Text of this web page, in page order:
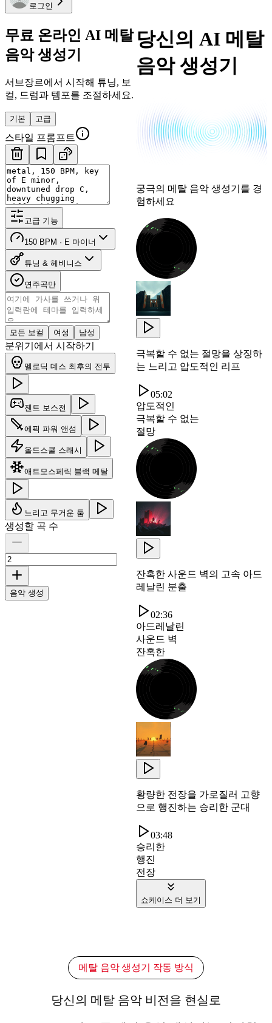
로그인
무료 온라인 AI 메탈
음악 생성기
서브장르에서 시작해 튜닝, 보
컬, 드럼과 템포를 조절하세요.
기본 고급
스타일 프롬프트
고급 기능
150 BPM · E 마이너
튜닝 & 헤비니스
연주곡만
모든 보컬 여성 남성
분위기에서 시작하기
멜로딕 데스 최후의 전투
젠트 보스전
에픽 파워 앤섬
올드스쿨 스래시
애트모스페릭 블랙 메탈
느리고 무거운 둠
생성할 곡 수
음악 생성
당신의 AI 메탈
음악 생성기
궁극의 메탈 음악 생성기를 경
험하세요
극복할 수 없는 절망을 상징하
는 느리고 압도적인 리프
05:02
압도적인
극복할 수 없는
절망
잔혹한 사운드 벽의 고속 아드
레날린 분출
02:36
아드레날린
사운드 벽
잔혹한
황량한 전장을 가로질러 고향
으로 행진하는 승리한 군대
03:48
승리한
행진
전장
쇼케이스 더 보기
메탈 음악 생성기 작동 방식
당신의 메탈 음악 비전을 현실로